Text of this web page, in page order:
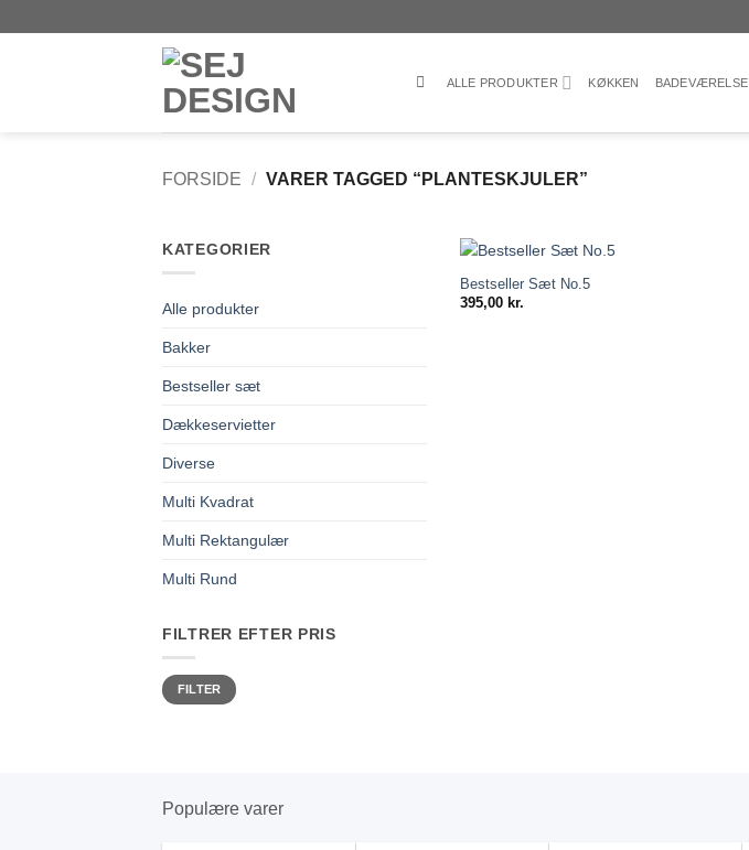
til
ALLE PRODUKTER KØKKEN BADEVÆRELSE
FORSIDE / VARER TAGGED “PLANTESKJULER”
KATEGORIER
Alle produkter
Bakker
Bestseller sæt
Dækkeservietter
Diverse
Multi Kvadrat
Multi Rektangulær
Multi Rund
FILTRER EFTER PRIS
Mindste
pris
Højeste
prisFILTER
Bestseller Sæt No.5
395,00 kr.
Populære varer